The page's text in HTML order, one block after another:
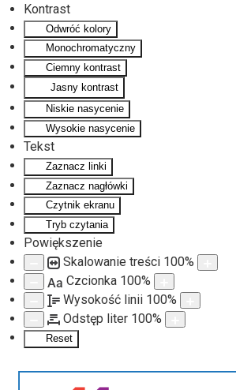
Kontrast
Odwróć kolory
Monochromatyczny
Ciemny kontrast
Jasny kontrast
Niskie nasycenie
Wysokie nasycenie
Tekst
Zaznacz linki
Zaznacz nagłówki
Czytnik ekranu
Tryb czytania
Powiększenie
Skalowanie treści 100%
Aa Czcionka 100%
Wysokość linii 100%
Odstęp liter 100%
Reset
Przejdź do głównej treści